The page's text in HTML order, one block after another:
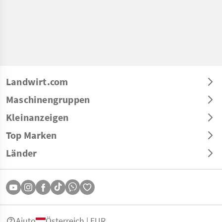
Landwirt.com
Maschinengruppen
Kleinanzeigen
Top Marken
Länder